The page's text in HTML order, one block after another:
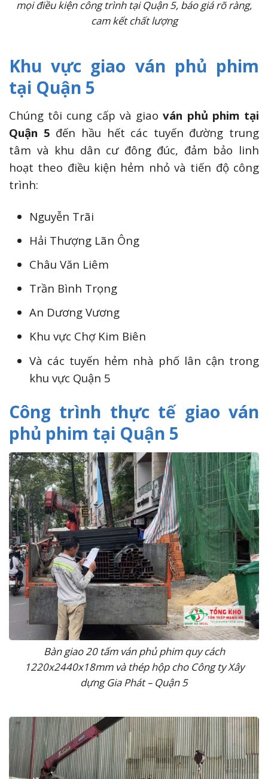
mọi điều kiện công trình tại Quận 5, báo giá rõ ràng,
cam kết chất lượng
Khu vực giao ván phủ phim
tại Quận 5
Chúng tôi cung cấp và giaován phủ phim tại
Quận 5 đến hầu hết các tuyến đường trung
tâm và khu dân cư đông đúc, đảm bảo linh
hoạt theo điều kiện hẻm nhỏ và tiến độ công
trình:
Nguyễn Trãi
Hải Thượng Lãn Ông
Châu Văn Liêm
Trần Bình Trọng
An Dương Vương
Khu vực Chợ Kim Biên
Và các tuyến hẻm nhà phố lân cận trong
khu vực Quận 5
Công trình thực tế giao ván
phủ phim tại Quận 5
Bàn giao 20 tấm ván phủ phim quy cách
1220x2440x18mm và thép hộp cho Công ty Xây
dựng Gia Phát – Quận 5